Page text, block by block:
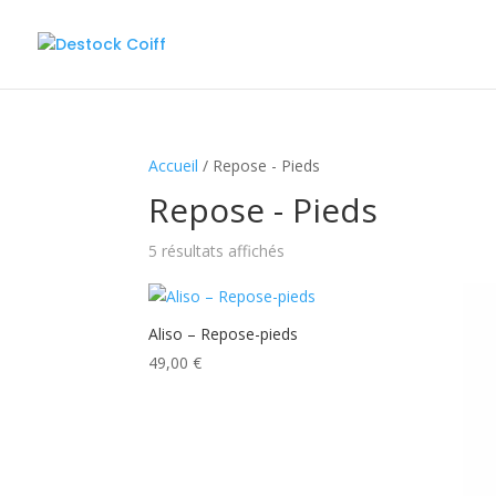
Accueil / Repose - Pieds
Repose - Pieds
5 résultats affichés
Aliso – Repose-pieds
49,00€